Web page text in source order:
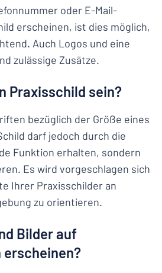
oder E-Mail-
erscheinen, ist dies möglich,
Auch Logos und eine
zulässige Zusätze.
Praxisschild sein?
bezüglich der Größe eines
darf jedoch durch die
Funktion erhalten, sondern
Es wird vorgeschlagen sich
Ihrer Praxisschilder an
zu orientieren.
Bilder auf